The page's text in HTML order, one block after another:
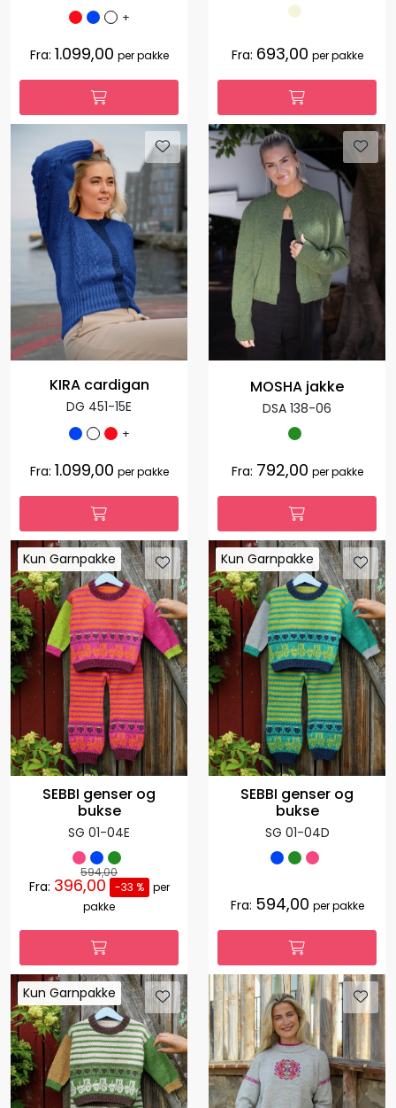
+
Fra: 1.099,00 per pakke Fra: 693,00 per pakke
KIRA cardigan
DG 451-15E
+
Fra: 1.099,00 per pakke
MOSHA jakke
DSA 138-06
Fra: 792,00 per pakke
Kun Garnpakke
Kun Garnpakke
SEBBI genser og
bukse
SG 01-04E
594,00
Fra: 396,00 -33 %
per
pakke
Kun Garnpakke
Kun Garnpakke
SEBBI genser og
bukse
SG 01-04D
Fra: 594,00 per pakke
Kun Garnpakke
Kun Garnpakke